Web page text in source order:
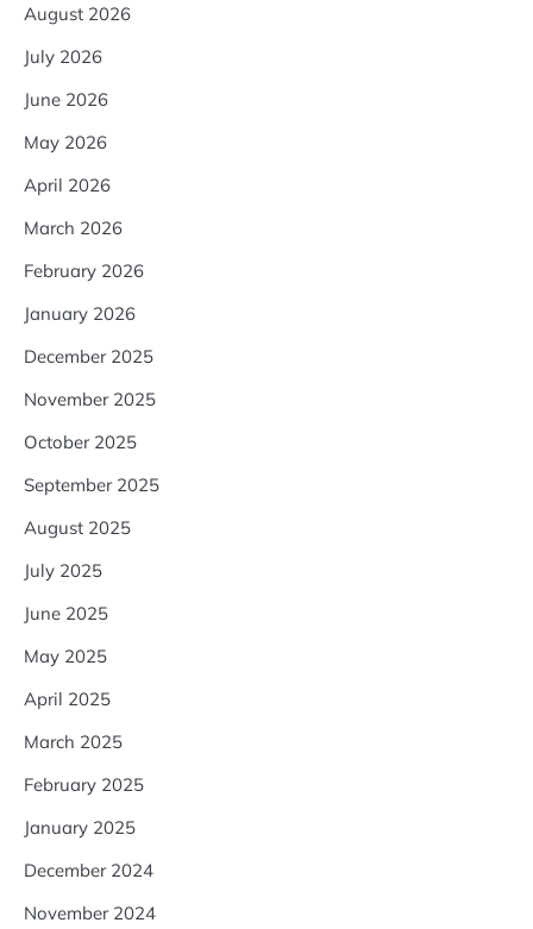
August 2026
July 2026
June 2026
May 2026
April 2026
March 2026
February 2026
January 2026
December 2025
November 2025
October 2025
September 2025
August 2025
July 2025
June 2025
May 2025
April 2025
March 2025
February 2025
January 2025
December 2024
November 2024